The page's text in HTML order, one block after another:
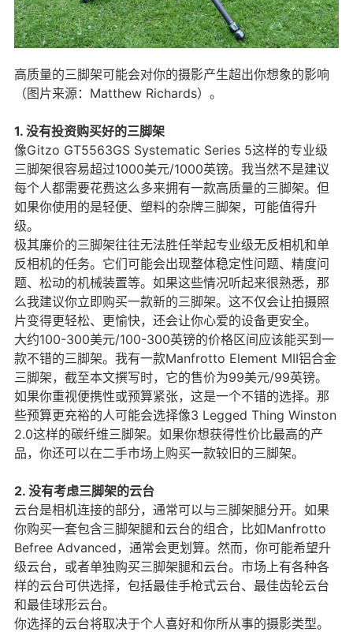
高质量的三脚架可能会对你的摄影产生超出你想象的影响
（图片来源：Matthew Richards）。
1. 没有投资购买好的三脚架
像Gitzo GT5563GS Systematic Series 5这样的专业级
三脚架很容易超过1000美元/1000英镑。我当然不是建议
每个人都需要花费这么多来拥有一款高质量的三脚架。但
如果你使用的是轻便、塑料的杂牌三脚架，可能值得升
级。
极其廉价的三脚架往往无法胜任举起专业级无反相机和单
反相机的任务。它们可能会出现整体稳定性问题、精度问
题、松动的机械装置等。如果这些情况听起来很熟悉，那
么我建议你立即购买一款新的三脚架。这不仅会让拍摄照
片变得更轻松、更愉快，还会让你心爱的设备更安全。
大约100-300美元/100-300英镑的价格区间应该能买到一
款不错的三脚架。我有一款Manfrotto Element MII铝合金
三脚架，截至本文撰写时，它的售价为99美元/99英镑。
如果你重视便携性或预算紧张，这是一个不错的选择。那
些预算更充裕的人可能会选择像3 Legged Thing Winston
2.0这样的碳纤维三脚架。如果你想获得性价比最高的产
品，你还可以在二手市场上购买一款较旧的三脚架。
2. 没有考虑三脚架的云台
云台是相机连接的部分，通常可以与三脚架腿分开。如果
你购买一套包含三脚架腿和云台的组合，比如Manfrotto
Befree Advanced，通常会更划算。然而，你可能希望升
级云台，或者单独购买三脚架腿和云台。市场上有各种各
样的云台可供选择，包括最佳手枪式云台、最佳齿轮云台
和最佳球形云台。
你选择的云台将取决于个人喜好和你所从事的摄影类型。